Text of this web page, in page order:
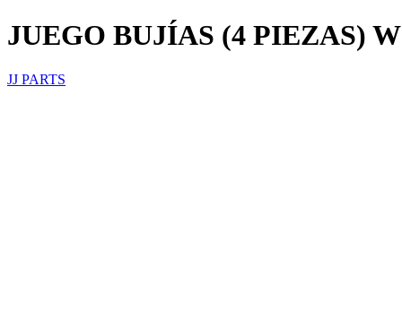
JUEGO BUJÍAS (4 PIEZAS)
JJ PARTS